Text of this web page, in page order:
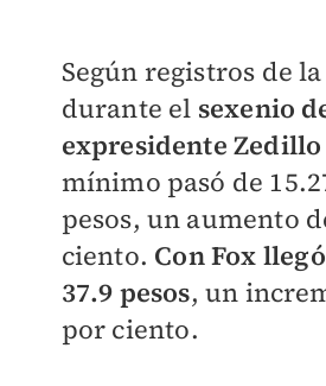
Según registros de
durante el sexenio
expresidente Zedillo
mínimo pasó de
pesos, un aumento
ciento. Con Fox
37.9 pesos, un
por ciento.